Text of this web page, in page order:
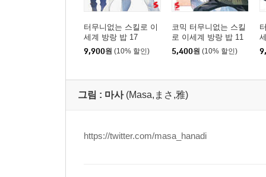
터무니없는 스킬로 이
세계 방랑 밥 17
9,900원 (10% 할인)
코믹 터무니없는 스킬
로 이세계 방랑 밥 11
5,400원 (10% 할인)
그림 : 마사 (Masa,まさ,雅)
https://twitter.com/masa_hanadi